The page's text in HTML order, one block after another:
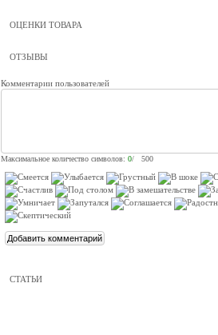
ОЦЕНКИ ТОВАРА
ОТЗЫВЫ
Комментарии пользователей
Максимальное количество символов: 0/ 500
СТАТЬИ